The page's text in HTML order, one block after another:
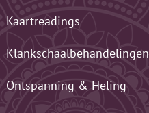
Kaartreadings
Klankschaalbehandelingen
Ontspanning & Heling